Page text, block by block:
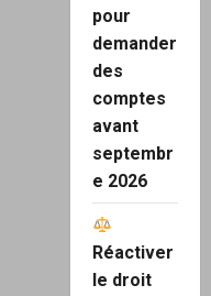
pour
demander
des
comptes
avant
septembr
e 2026
Réactiver
le droit